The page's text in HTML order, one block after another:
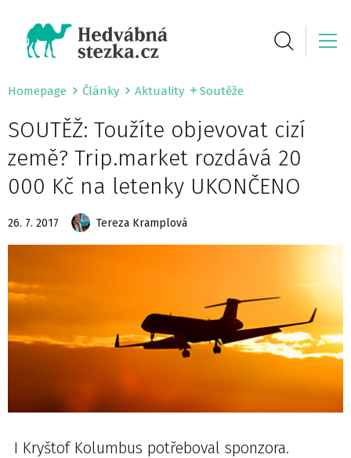
Homepage Články Aktuality Soutěže
SOUTĚŽ: Toužíte objevovat cizí
země? Trip.market rozdává 20
000 Kč na letenky UKONČENO
26. 7. 2017 Tereza Kramplová
I Kryštof Kolumbus potřeboval sponzora.